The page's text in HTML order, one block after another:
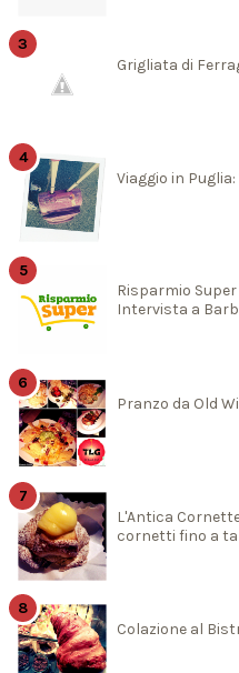
Grigliata di
Viaggio in
Risparmio
Intervista a
Pranzo da Old
L'Antica
cornetti fino a
Colazione al